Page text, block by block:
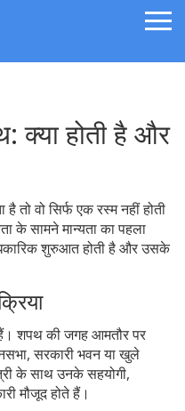
क्या होती है और
तो वो सिर्फ एक रस्म नहीं होती
के सामने मान्यता का पहला
शुरुआत होती है और उसके
शपथ की जगह आमतौर पर
सरकारी भवन या खुले
के साथ उनके सहयोगी,
मौजूद होते हैं।